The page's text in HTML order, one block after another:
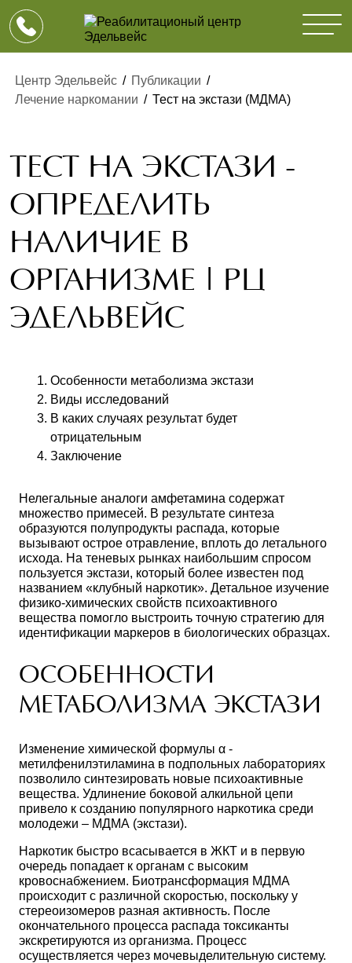
Центр Эдельвейс / Публикации /
Лечение наркомании / Тест на экстази (МДМА)
ТЕСТ НА ЭКСТАЗИ -
ОПРЕДЕЛИТЬ
НАЛИЧИЕ В
ОРГАНИЗМЕ | РЦ
ЭДЕЛЬВЕЙС
Нелегальные аналоги амфетамина содержат
множество примесей. В результате синтеза
образуются полупродукты распада, которые
вызывают острое отравление, вплоть до летального
исхода. На теневых рынках наибольшим спросом
пользуется экстази, который более известен под
названием «клубный наркотик». Детальное изучение
физико-химических свойств психоактивного
вещества помогло выстроить точную стратегию для
идентификации маркеров в биологических образцах.
ОСОБЕННОСТИ
МЕТАБОЛИЗМА ЭКСТАЗИ
Изменение химической формулы α -
метилфенилэтиламина в подпольных лабораториях
позволило синтезировать новые психоактивные
вещества. Удлинение боковой алкильной цепи
привело к созданию популярного наркотика среди
молодежи – МДМА (экстази).
Наркотик быстро всасывается в ЖКТ и в первую
очередь попадает к органам с высоким
кровоснабжением. Биотрансформация МДМА
происходит с различной скоростью, поскольку у
стереоизомеров разная активность. После
окончательного процесса распада токсиканты
экскретируются из организма. Процесс
осуществляется через мочевыделительную систему.
Особенности метаболизма экстази
Виды исследований
В каких случаях результат будет
отрицательным
Заключение